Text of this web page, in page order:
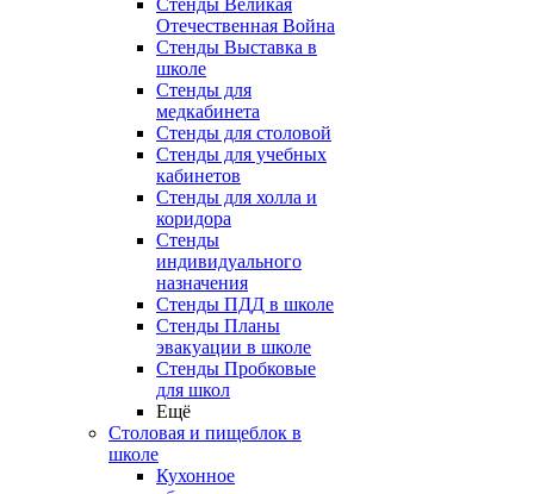
Стенды Великая
Отечественная Война
Стенды Выставка в
школе
Стенды для
медкабинета
Стенды для столовой
Стенды для учебных
кабинетов
Стенды для холла и
коридора
Стенды
индивидуального
назначения
Стенды ПДД в школе
Стенды Планы
эвакуации в школе
Стенды Пробковые
для школ
Ещё
Столовая и пищеблок в
школе
Кухонное